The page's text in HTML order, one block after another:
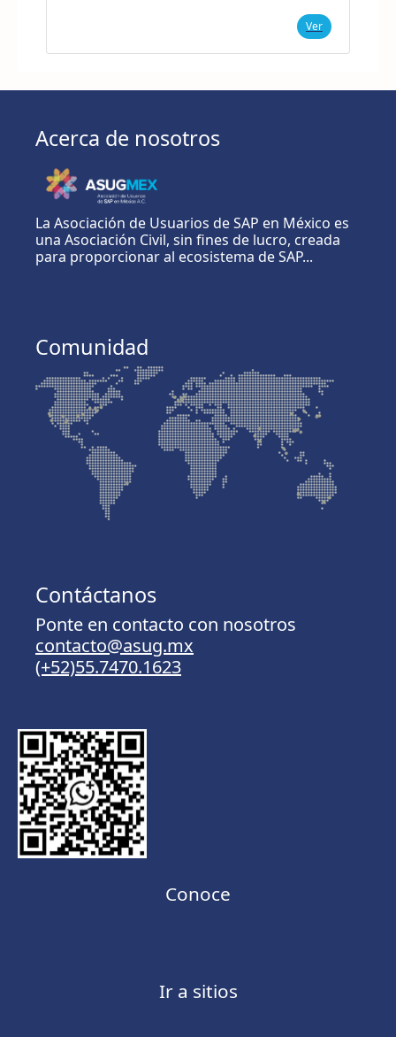
Ver
Acerca de nosotros
La Asociación de Usuarios de SAP en México es
una Asociación Civil, sin fines de lucro, creada
para proporcionar al ecosistema de SAP...
Comunidad
Contáctanos
Ponte en contacto con nosotros
contacto@asug.mx
(+52)55.7470.1623
Conoce
Ir a sitios